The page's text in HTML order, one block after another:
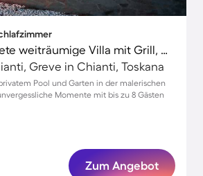
Voll ausgestattete weiträumige Villa mit Grill, Garten und privatem Pool | Ideal für Homeoffice | Haustiere sind willkommen
Greve in Chianti, Toskana
Pool und Garten in der malerischen
Momente mit bis zu 8 Gästen
Zum Angebot